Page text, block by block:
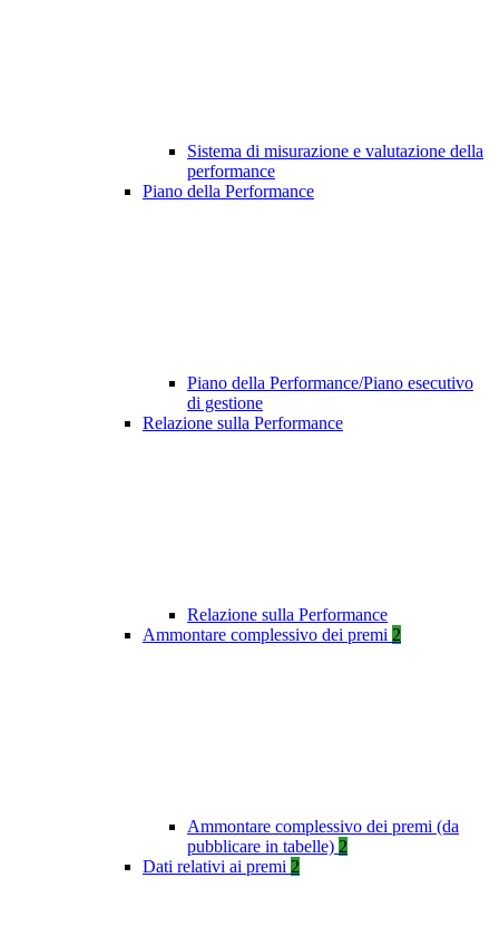
Sistema di misurazione e valutazione della
performance
Piano della Performance
Piano della Performance/Piano esecutivo
di gestione
Relazione sulla Performance
Relazione sulla Performance
Ammontare complessivo dei premi 2
Ammontare complessivo dei premi (da
pubblicare in tabelle) 2
Dati relativi ai premi 2